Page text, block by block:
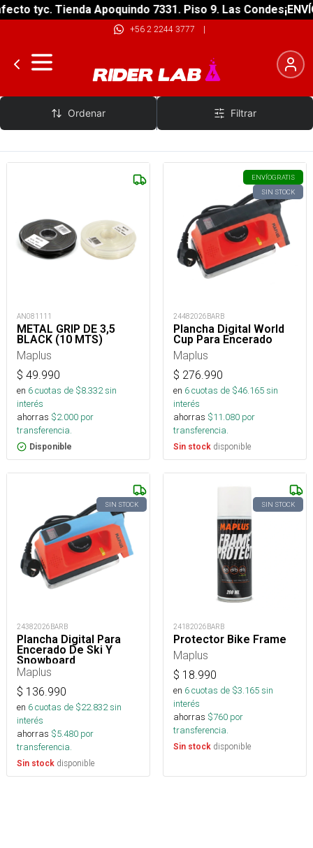
tyc. Tienda Apoquindo 7331. Piso 9. Las Condes
+56 2 2244 3777 |
Maplus
Ordenar Filtrar
AN081111
METAL GRIP DE 3,5
BLACK (10 MTS)
Maplus
$ 49.990
en 6cuotas de $8.332sin
interés
ahorras $2.000 por
transferencia.
Disponible
ENVÍOGRATIS
SIN STOCK
24482026BARB
Plancha Digital World
Cup Para Encerado
Maplus
$ 276.990
en 6cuotas de $46.165sin
interés
ahorras $11.080 por
transferencia.
Sin stock disponible
SIN STOCK
24382026BARB
Plancha Digital Para
Encerado De Ski Y
Snowboard
Maplus
$ 136.990
en 6cuotas de $22.832sin
interés
ahorras $5.480 por
transferencia.
Sin stock disponible
SIN STOCK
24182026BARB
Protector Bike Frame
Maplus
$ 18.990
en 6cuotas de $3.165sin
interés
ahorras $760 por
transferencia.
Sin stock disponible